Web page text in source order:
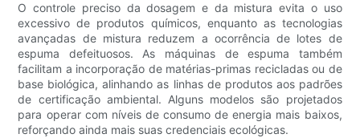
O controle preciso da dosagem e da mistura evita o uso
excessivo de produtos químicos, enquanto as tecnologias
avançadas de mistura reduzem a ocorrência de lotes de
espuma defeituosos. As máquinas de espuma também
facilitam a incorporação de matérias-primas recicladas ou de
base biológica, alinhando as linhas de produtos aos padrões
de certificação ambiental. Alguns modelos são projetados
para operar com níveis de consumo de energia mais baixos,
reforçando ainda mais suas credenciais ecológicas.